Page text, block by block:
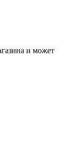
и может